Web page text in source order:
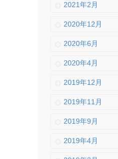
2021年2月
2020年12月
2020年6月
2020年4月
2019年12月
2019年11月
2019年9月
2019年4月